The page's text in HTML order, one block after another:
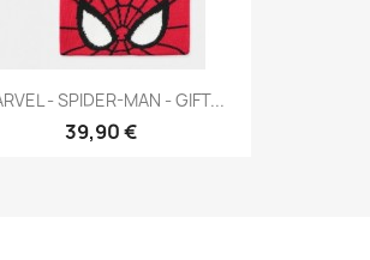
- SPIDER-MAN - GIFT...
39,90 €